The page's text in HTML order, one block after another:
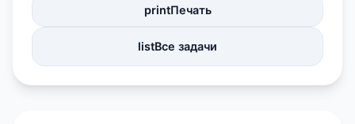
printПечать
listВсе задачи